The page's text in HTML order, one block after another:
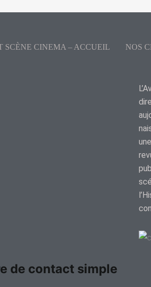
SCÈNE CINEMA – ACCUEIL NOS
de contact simple